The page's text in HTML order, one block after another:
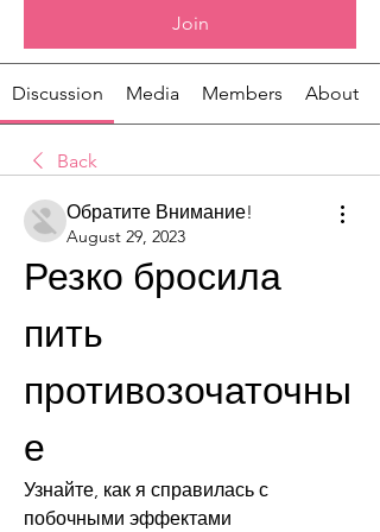
Join
Discussion Media Members About
Back
Обратите Внимание!
August 29, 2023
Резко бросила
пить
противозочаточны
е
Узнайте, как я справилась с
побочными эффектами